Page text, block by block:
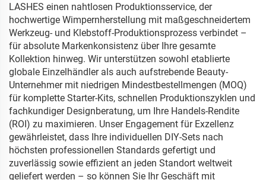
LASHES einen nahtlosen Produktionsservice, der
hochwertige Wimpernherstellung mit maßgeschneidertem
Werkzeug- und Klebstoff-Produktionsprozess verbindet –
für absolute Markenkonsistenz über Ihre gesamte
Kollektion hinweg. Wir unterstützen sowohl etablierte
globale Einzelhändler als auch aufstrebende Beauty-
Unternehmer mit niedrigen Mindestbestellmengen (MOQ)
für komplette Starter-Kits, schnellen Produktionszyklen und
fachkundiger Designberatung, um Ihre Handels-Rendite
(ROI) zu maximieren. Unser Engagement für Exzellenz
gewährleistet, dass Ihre individuellen DIY-Sets nach
höchsten professionellen Standards gefertigt und
zuverlässig sowie effizient an jeden Standort weltweit
geliefert werden – so können Sie Ihr Geschäft mit